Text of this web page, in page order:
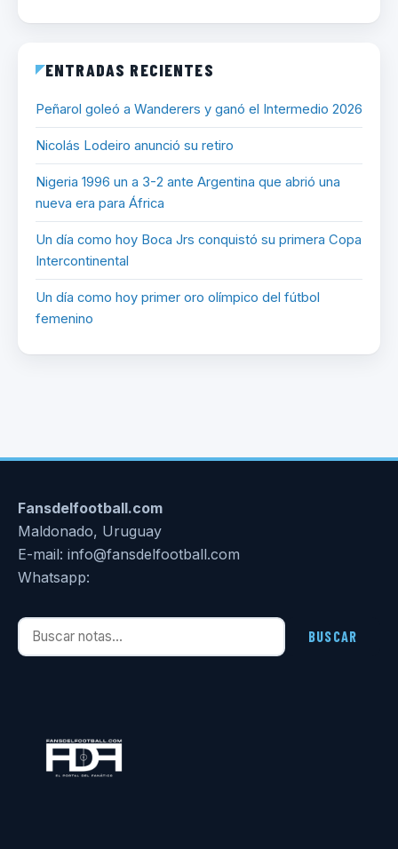
ENTRADAS RECIENTES
Peñarol goleó a Wanderers y ganó el Intermedio 2026
Nicolás Lodeiro anunció su retiro
Nigeria 1996 un a 3-2 ante Argentina que abrió una
nueva era para África
Un día como hoy Boca Jrs conquistó su primera Copa
Intercontinental
Un día como hoy primer oro olímpico del fútbol
femenino
Fansdelfootball.com
Maldonado, Uruguay
E-mail: info@fansdelfootball.com
Whatsapp:
Buscar notas BUSCAR